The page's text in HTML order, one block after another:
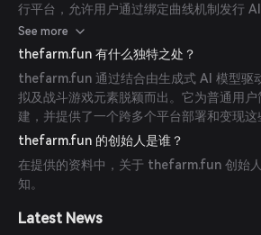
行平台，允许用户通过绑定曲线机制发行
和分销商进行变现和角色分配。
See more
thefarm.fun 有什么独特之处？
thefarm.fun 通过结合由生成式 AI 模型驱
拟及战斗游戏元素脱颖而出。它为普通用户
建，并提供了一个跨多个平台部署和变现这
thefarm.fun 的创始人是谁？
在提供的资料中，关于 thefarm.fun 创始
知。
Latest News